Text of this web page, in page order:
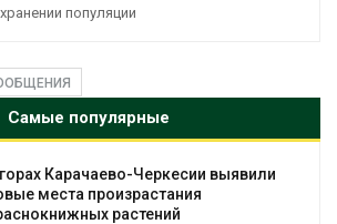
популяции
Самые популярные
В Домодедове ликвидируют
последствия разлива химикатов после
пожара на складе